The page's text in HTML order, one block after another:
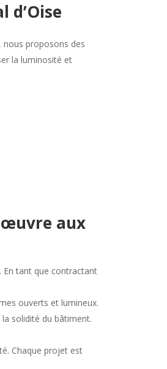
d’Oise
nous proposons des
la luminosité et
œuvre aux
En tant que contractant
ouverts et lumineux.
solidité du bâtiment.
Chaque projet est